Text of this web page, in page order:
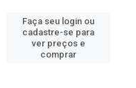
Faça seu login ou
cadastre-se para
ver preços e
comprar